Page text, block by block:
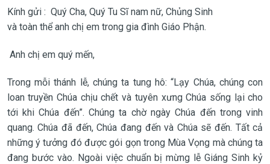
Kính gửi : Quý Cha, Quý Tu Sĩ nam nữ, Chủng Sinh
và toàn thể anh chị em trong gia đình Giáo Phận.
Anh chị em quý mến,
Trong mỗi thánh lễ, chúng ta tung hô: “Lạy Chúa, chúng con
loan truyền Chúa chịu chết và tuyên xưng Chúa sống lại cho
tới khi Chúa đến”. Chúng ta chờ ngày Chúa đến trong vinh
quang. Chúa đã đến, Chúa đang đến và Chúa sẽ đến. Tất cả
những ý tưởng đó được gói gọn trong Mùa Vọng mà chúng ta
đang bước vào. Ngoài việc chuẩn bị mừng lễ Giáng Sinh kỷ